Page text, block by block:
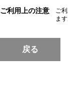
ご利用上の注意
ご
ます
戻る